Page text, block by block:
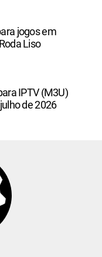
jogos em
Liso
IPTV (M3U)
de 2026